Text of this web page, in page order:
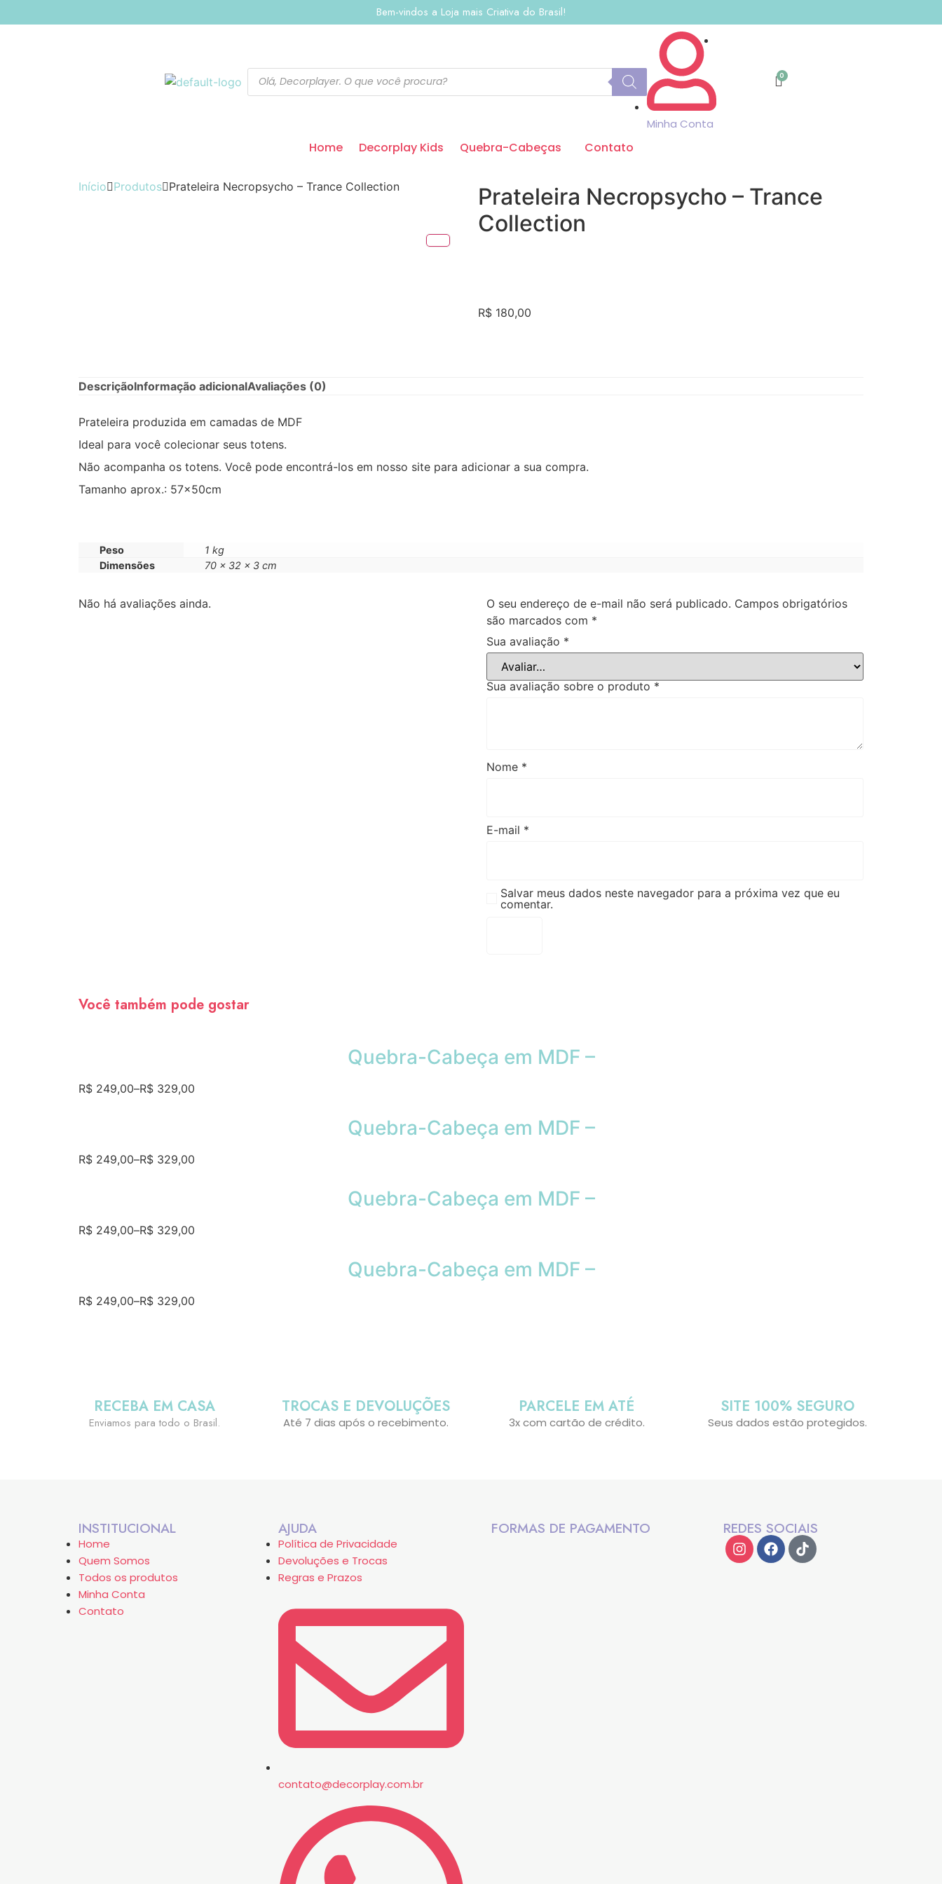
Bem-vindos a Loja mais Criativa do Brasil!
Minha Conta
Home Decorplay Kids Quebra-Cabeças Contato
Início Produtos Prateleira Necropsycho – Trance Collection
Prateleira Necropsycho – Trance
Collection
R$ 180,00
DescriçãoInformação adicionalAvaliações (0)
Prateleira produzida em camadas de MDF
Ideal para você colecionar seus totens.
Não acompanha os totens. Você pode encontrá-los em nosso site para adicionar a sua compra.
Tamanho aprox.: 57x50cm
Peso
1 kg
Dimensões
70 × 32 × 3 cm
Não há avaliações ainda. O seu endereço de e-mail não será publicado. Campos obrigatórios
são marcados com *
Sua avaliação *
Sua avaliação sobre o produto *
Nome *
E-mail *
Salvar meus dados neste navegador para a próxima vez que eu
comentar.
Você também pode gostar
Quebra-Cabeça em MDF –
R$ 249,00–R$ 329,00
Quebra-Cabeça em MDF –
R$ 249,00–R$ 329,00
Quebra-Cabeça em MDF –
R$ 249,00–R$ 329,00
Quebra-Cabeça em MDF –
R$ 249,00–R$ 329,00
RECEBA EM CASA
Enviamos para todo o Brasil.
TROCAS E DEVOLUÇÕES
Até 7 dias após o recebimento.
PARCELE EM ATÉ
3x com cartão de crédito.
SITE 100% SEGURO
Seus dados estão protegidos.
INSTITUCIONAL
Home
Quem Somos
Todos os produtos
Minha Conta
Contato
AJUDA
Política de Privacidade
Devoluções e Trocas
Regras e Prazos
contato@decorplay.com.br
FORMAS DE PAGAMENTO REDES SOCIAIS